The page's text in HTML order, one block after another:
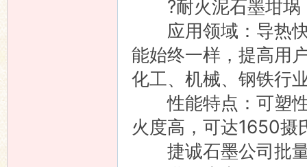
?耐火泥石墨坩埚
应用领域：导热快
能始终一样，提高用
化工、机械、钢铁行
性能特点：可塑性
火度高，可达1650摄
捷诚石墨公司批量